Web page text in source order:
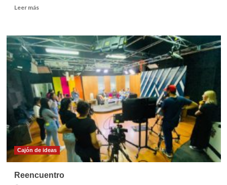
Leer másLeer
La
FIL
con,
sin
o
a
pesar
de
Cajón de ideas
Reencuentro